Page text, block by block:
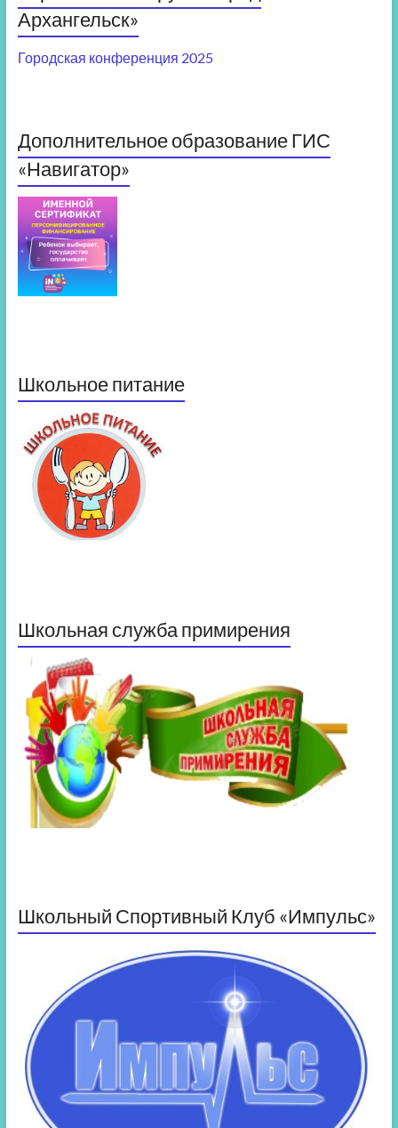
Архангельск»
Городская конференция 2025
Дополнительное образование ГИС
«Навигатор»
Школьное питание
Школьная служба примирения
Школьный Спортивный Клуб «Импульс»